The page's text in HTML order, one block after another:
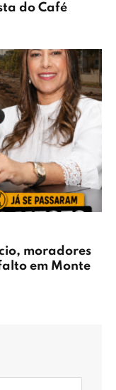
do Café
moradores
em Monte